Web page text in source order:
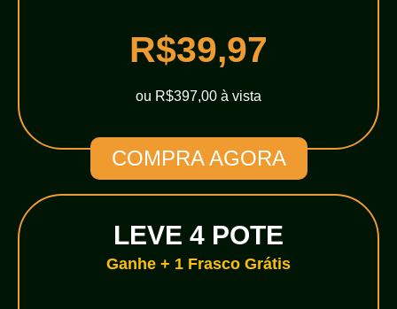
R$39,97
ou R$397,00 à vista
COMPRA AGORA
LEVE 4 POTE
Ganhe + 1 Frasco Grátis